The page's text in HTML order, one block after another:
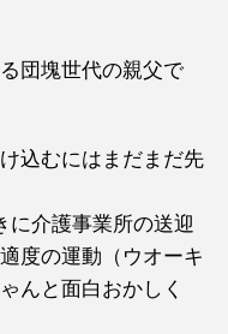
団塊世代の親父で
込むにはまだまだ先
に介護事業所の送迎
度の運動（ウオーキ
んと面白おかしく